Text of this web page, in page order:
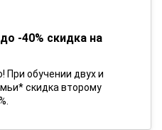
-40% скидка на
При обучении двух и
скидка второму